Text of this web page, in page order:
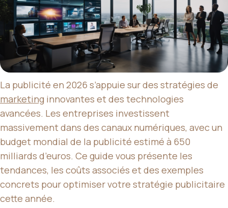
La publicité en 2026 s’appuie sur des stratégies de
marketing innovantes et des technologies
avancées. Les entreprises investissent
massivement dans des canaux numériques, avec un
budget mondial de la publicité estimé à 650
milliards d’euros. Ce guide vous présente les
tendances, les coûts associés et des exemples
concrets pour optimiser votre stratégie publicitaire
cette année.